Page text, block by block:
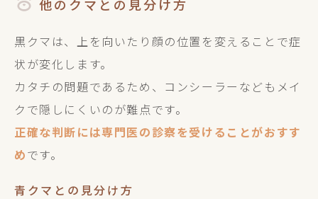
他のクマとの見分け方
黒クマは、上を向いたり顔の位置を変えることで症
状が変化します。
カタチの問題であるため、コンシーラーなどもメイ
クで隠しにくいのが難点です。
正確な判断には専門医の診察を受けることがおすす
めです。
青クマとの見分け方